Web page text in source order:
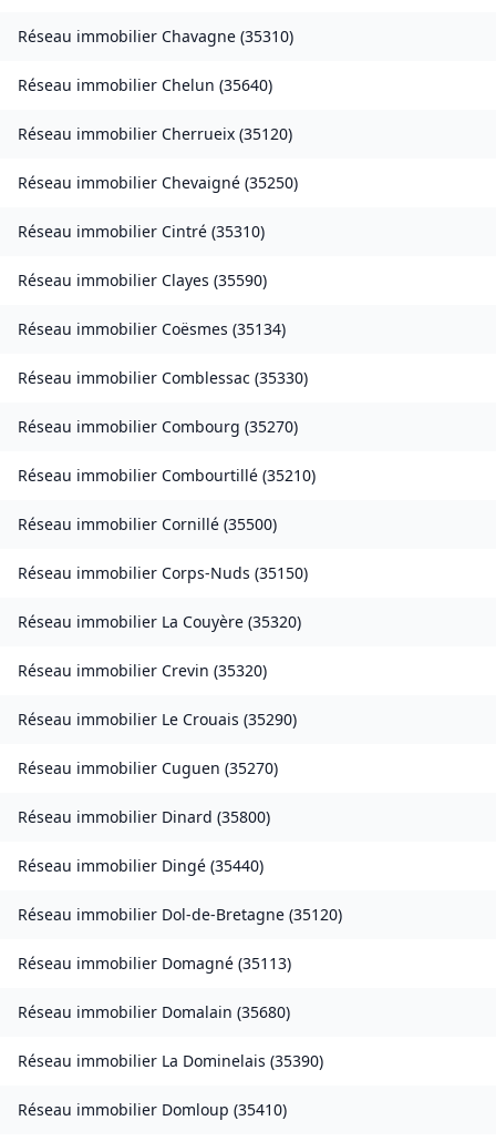
Réseau immobilier Chavagne (35310)
Réseau immobilier Chelun (35640)
Réseau immobilier Cherrueix (35120)
Réseau immobilier Chevaigné (35250)
Réseau immobilier Cintré (35310)
Réseau immobilier Clayes (35590)
Réseau immobilier Coësmes (35134)
Réseau immobilier Comblessac (35330)
Réseau immobilier Combourg (35270)
Réseau immobilier Combourtillé (35210)
Réseau immobilier Cornillé (35500)
Réseau immobilier Corps-Nuds (35150)
Réseau immobilier La Couyère (35320)
Réseau immobilier Crevin (35320)
Réseau immobilier Le Crouais (35290)
Réseau immobilier Cuguen (35270)
Réseau immobilier Dinard (35800)
Réseau immobilier Dingé (35440)
Réseau immobilier Dol-de-Bretagne (35120)
Réseau immobilier Domagné (35113)
Réseau immobilier Domalain (35680)
Réseau immobilier La Dominelais (35390)
Réseau immobilier Domloup (35410)